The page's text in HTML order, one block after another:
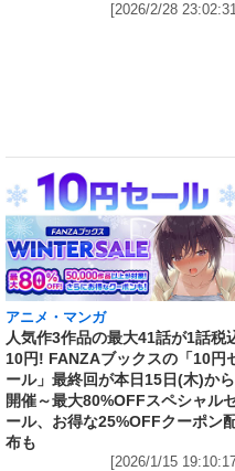
[2026/2/28
アニメ・マンガ
人気作3作品の最大41話が1話税
10円! FANZAブックスの「10円
ール」最終回が本日15日(木)から
開催～最大80%OFFスペシャル
ール、お得な25%OFFクーポン
布も
[2026/1/15